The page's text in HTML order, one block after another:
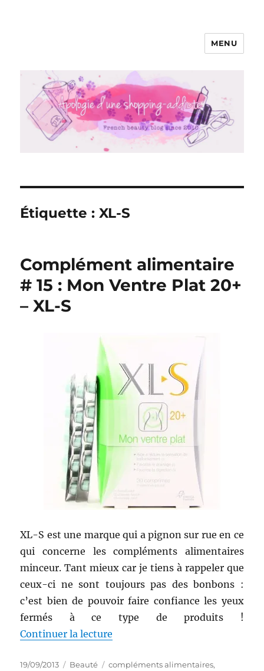
Apologie d'une Shopping-addicte
MENU
Étiquette :XL-S
Complément alimentaire
# 15 : Mon Ventre Plat 20+
– XL-S
XL-S est une marque qui a pignon sur rue en ce
qui concerne les compléments alimentaires
minceur. Tant mieux car je tiens à rappeler que
ceux-ci ne sont toujours pas des bonbons :
c’est bien de pouvoir faire confiance les yeux
fermés à ce type de produits !
Continuer la lecture
Publié
19/09/2013 Catégories
Beauté Étiquettes
compléments alimentaires,